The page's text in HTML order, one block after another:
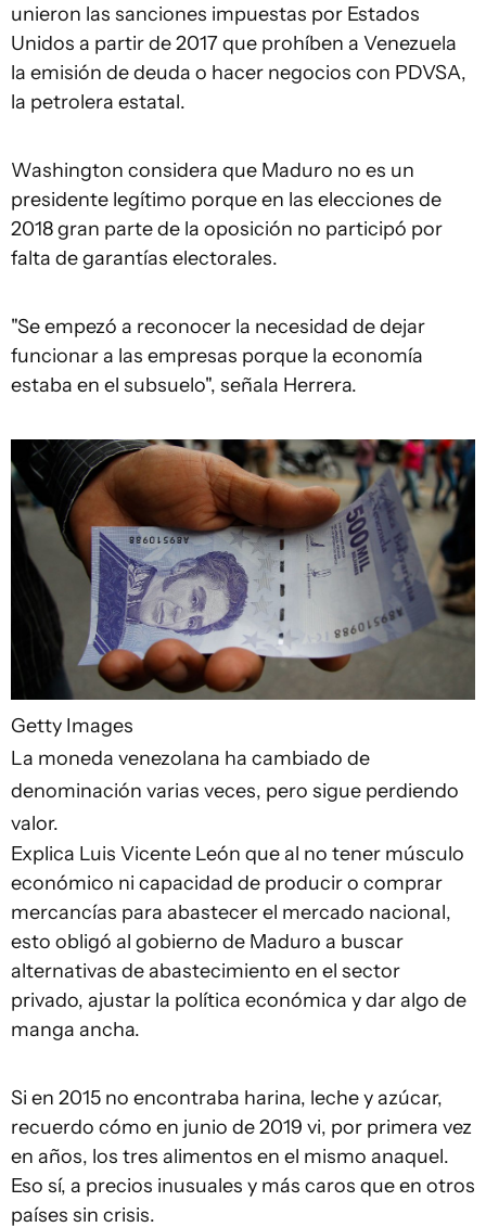
unieron las sanciones impuestas por Estados
Unidos a partir de 2017 que prohíben a Venezuela
la emisión de deuda o hacer negocios con PDVSA,
la petrolera estatal.
Washington considera que Maduro no es un
presidente legítimo porque en las elecciones de
2018 gran parte de la oposición no participó por
falta de garantías electorales.
"Se empezó a reconocer la necesidad de dejar
funcionar a las empresas porque la economía
estaba en el subsuelo", señala Herrera.
Getty Images
La moneda venezolana ha cambiado de
denominación varias veces, pero sigue perdiendo
valor.
Explica Luis Vicente León que al no tener músculo
económico ni capacidad de producir o comprar
mercancías para abastecer el mercado nacional,
esto obligó al gobierno de Maduro a buscar
alternativas de abastecimiento en el sector
privado, ajustar la política económica y dar algo de
manga ancha.
Si en 2015 no encontraba harina, leche y azúcar,
recuerdo cómo en junio de 2019 vi, por primera vez
en años, los tres alimentos en el mismo anaquel.
Eso sí, a precios inusuales y más caros que en otros
países sin crisis.